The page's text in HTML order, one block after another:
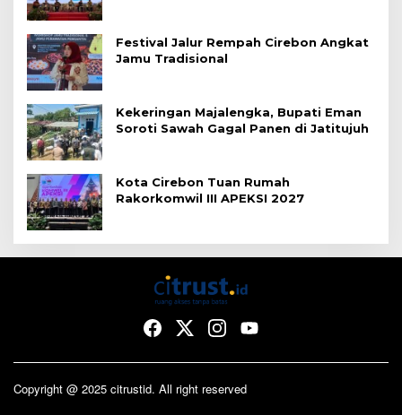
Festival Jalur Rempah Cirebon Angkat
Jamu Tradisional
Kekeringan Majalengka, Bupati Eman
Soroti Sawah Gagal Panen di Jatitujuh
Kota Cirebon Tuan Rumah
Rakorkomwil III APEKSI 2027
Copyright @ 2025 citrustid. All right reserved